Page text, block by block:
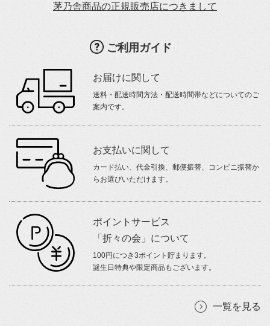
茅乃舎商品の正規販売店につきまして
ご利用ガイド
お届けに関して
送料・配送時間方法・配送時間帯などについてのご
案内です。
お支払いに関して
カード払い、代金引換、郵便振替、コンビニ振替か
らお選びいただけます。
ポイントサービス
「折々の会」について
100円につき3ポイント貯まります。
誕生日特典や限定商品もございます。
一覧を見る